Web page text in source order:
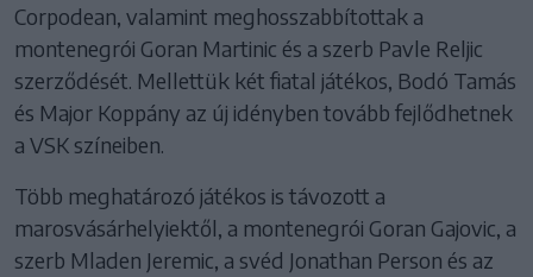
Corpodean, valamint meghosszabbítottak a
montenegrói Goran Martinic és a szerb Pavle Reljic
szerződését. Mellettük két fiatal játékos, Bodó Tamás
és Major Koppány az új idényben tovább fejlődhetnek
a VSK színeiben.
Több meghatározó játékos is távozott a
marosvásárhelyiektől, a montenegrói Goran Gajovic, a
szerb Mladen Jeremic, a svéd Jonathan Person és az